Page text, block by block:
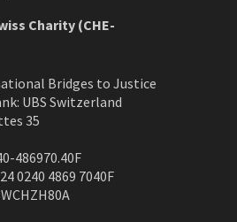
Charity (CHE-
Bridges to Justice
UBS Switzerland
35
486970.40F
0240 4869 7040F